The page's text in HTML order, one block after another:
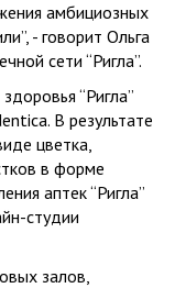
амбициозных
- говорит Ольга
сети “Ригла”.
“Ригла”
В результате
цветка,
в форме
аптек “Ригла”
студии
залов,